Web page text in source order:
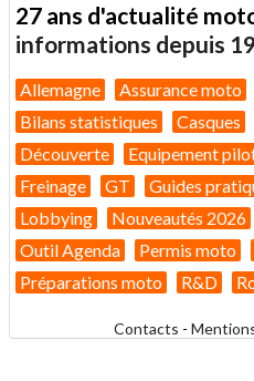
27 ans d'actualité
informations depuis
Allemagne Assurance moto
Bilans statistiques
Casques
Découverte
Equipement
Freinage
GT Guides
Lobbying
Nouveautés 2026
Outil Agenda
Permis moto
Préparations moto
R&D
Contacts -